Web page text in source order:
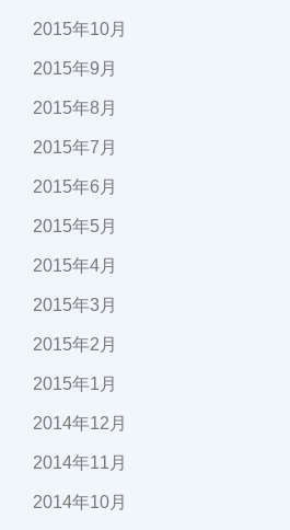
2015年10月
2015年9月
2015年8月
2015年7月
2015年6月
2015年5月
2015年4月
2015年3月
2015年2月
2015年1月
2014年12月
2014年11月
2014年10月